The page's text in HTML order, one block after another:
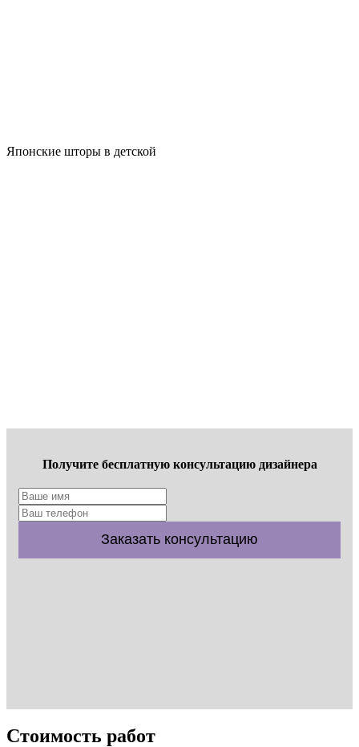
Японские шторы в детской
Получите бесплатную консультацию дизайнера
Заказать консультацию
Стоимость работ